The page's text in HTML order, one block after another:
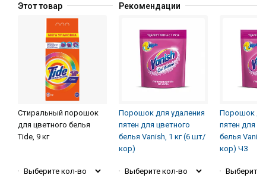
Этот товар Рекомендации
Стиральный порошок
для цветного белья
Tide, 9 кг
Выберите кол-во
Порошок для удаления
пятен для цветного
белья Vanish, 1 кг (6 шт/
кор)
Выберите кол-во
Порошок
пятен для
белья
кор) ЧЗ
Выберите